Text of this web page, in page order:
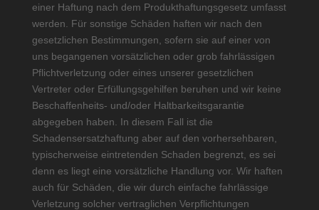
einer Haftung nach dem Produkthaftungsgesetz umfasst
werden. Für sonstige Schäden haften wir nach den
gesetzlichen Bestimmungen, sofern sie auf einer von
uns begangenen vorsätzlichen oder grob fahrlässigen
Pflichtverletzung oder eines unserer gesetzlichen
Vertreter oder Erfüllungsgehilfen beruhen und wir keine
Beschaffenheits- und/oder Haltbarkeitsgarantie
abgegeben haben. In diesem Fall ist die
Schadensersatzhaftung aber auf den vorhersehbaren,
typischerweise eintretenden Schaden begrenzt, es sei
denn es liegt eine vorsätzliche Handlung vor. Wir haften
auch für Schäden, die wir durch einfache fahrlässige
Verletzung solcher vertraglichen Verpflichtungen